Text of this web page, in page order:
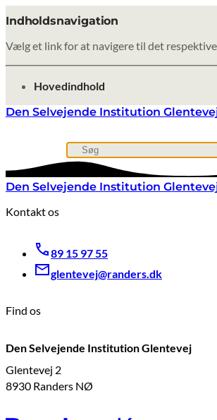
Indholdsnavigation
Vælg et link for at navigere til det
gå til
Hovedindhold
Den Selvejende Institution
Søg efter indhold, nyheder eller
Den Selvejende Institution
Kontakt os
89 15 97 55
glentevej@randers.dk
Find os
Den Selvejende Institution Glentevej
Glentevej 2
8930 Randers NØ